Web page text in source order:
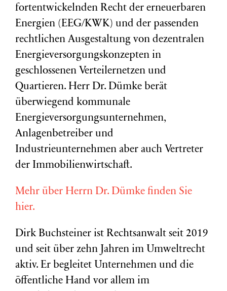
fortentwickelnden Recht der erneuerbaren
Energien (EEG/KWK) und der passenden
rechtlichen Ausgestaltung von dezentralen
Energieversorgungskonzepten in
geschlossenen Verteilernetzen und
Quartieren. Herr Dr. Dümke berät
überwiegend kommunale
Energieversorgungsunternehmen,
Anlagenbetreiber und
Industrieunternehmen aber auch Vertreter
der Immobilienwirtschaft.
Mehr über Herrn Dr. Dümke finden Sie
hier.
Dirk Buchsteiner ist Rechtsanwalt seit 2019
und seit über zehn Jahren im Umweltrecht
aktiv. Er begleitet Unternehmen und die
öffentliche Hand vor allem im